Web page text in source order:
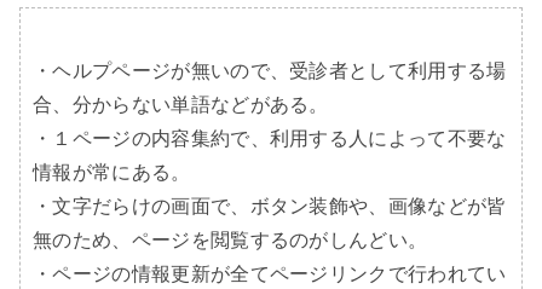
・ヘルプページが無いので、受診者として利用する場
合、分からない単語などがある。
・１ページの内容集約で、利用する人によって不要な
情報が常にある。
・文字だらけの画面で、ボタン装飾や、画像などが皆
無のため、ページを閲覧するのがしんどい。
・ページの情報更新が全てページリンクで行われてい